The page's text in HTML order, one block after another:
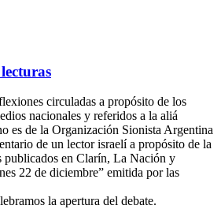
circuladas a propósito de los
nacionales y referidos a la aliá
es de la Organización Sionista Argentina
de un lector israelí a propósito de la
publicados en Clarín, La Nación y
22 de diciembre” emitida por las
la apertura del debate.